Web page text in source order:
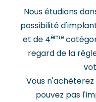
Nous étudions
possibilité
et de 4ème
regard de la
Vous n'achèterez
pouvez pas